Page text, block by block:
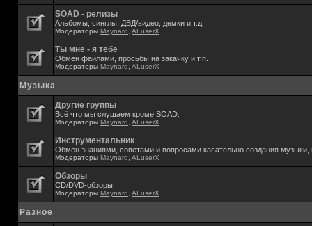
SOAD - релизы
Альбомы, синглы, ДВД/видео, демки и т.д
Модераторы Maynard ALuserX
Ты мне - я тебе
Обмен файлами, просьбы на закачку и т.п.
Модераторы Maynard ALuserX
Музыка
Другие группы
Всё что мы слушаем кроме SOAD.
Модераторы Maynard ALuserX
Инструментальник
Обмен знаниями, советами и вопросами касательно создания музыки,
Модераторы Maynard ALuserX
Обзоры
CD/DVD-обзоры
Модераторы Maynard ALuserX
Разное